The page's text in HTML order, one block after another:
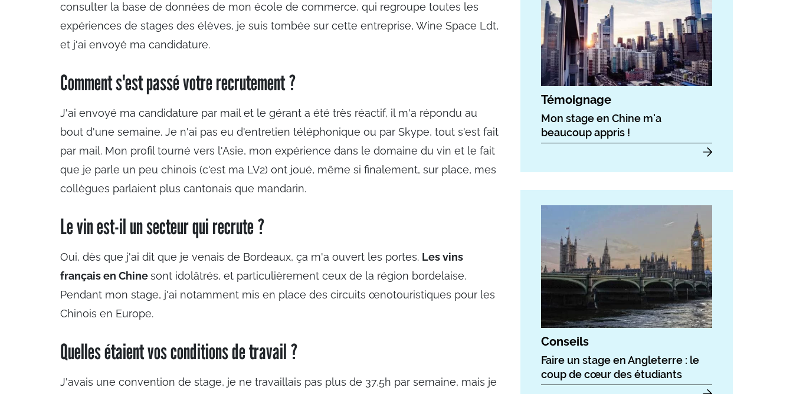
consulter la base de données de mon école de commerce, qui regroupe toutes les
expériences de stages des élèves, je suis tombée sur cette entreprise, Wine Space Ldt,
et j'ai envoyé ma candidature.
Comment s'est passé votre recrutement ?
J'ai envoyé ma candidature par mail et le gérant a été très réactif, il m'a répondu au
bout d'une semaine. Je n'ai pas eu d'entretien téléphonique ou par Skype, tout s'est fait
par mail. Mon profil tourné vers l'Asie, mon expérience dans le domaine du vin et le fait
que je parle un peu chinois (c'est ma LV2) ont joué, même si finalement, sur place, mes
collègues parlaient plus cantonais que mandarin.
Le vin est-il un secteur qui recrute ?
Oui, dès que j'ai dit que je venais de Bordeaux, ça m'a ouvert les portes. Les vins
français en Chinesont idolâtrés, et particulièrement ceux de la région bordelaise.
Pendant mon stage, j'ai notamment mis en place des circuits œnotouristiques pour les
Chinois en Europe.
Quelles étaient vos conditions de travail ?
J'avais une convention de stage, je ne travaillais pas plus de 37,5h par semaine, mais je
Témoignage
Mon stage en Chine m'a
beaucoup appris !
Conseils
Faire un stage en Angleterre : le
coup de cœur des étudiants